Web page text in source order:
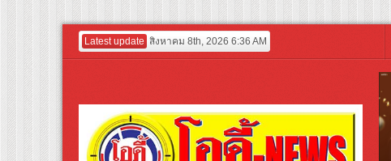
Latest update สิงหาคม 8th, 2026 6:36 AM